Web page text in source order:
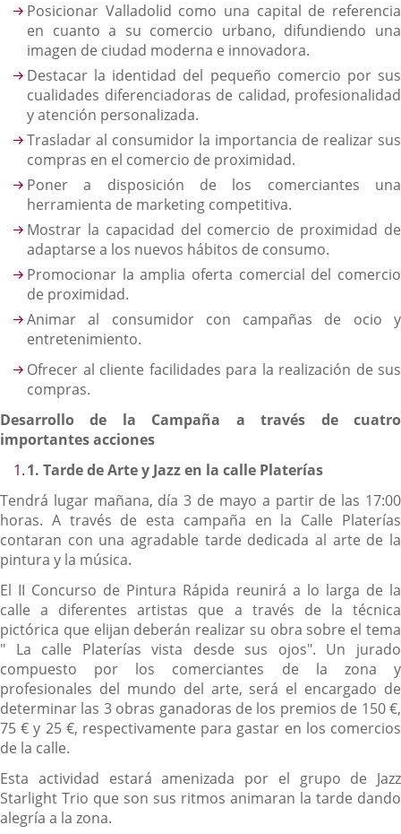
Posicionar Valladolid como una capital de referencia
en cuanto a su comercio urbano, difundiendo una
imagen de ciudad moderna e innovadora.
Destacar la identidad del pequeño comercio por sus
cualidades diferenciadoras de calidad, profesionalidad
y atención personalizada.
Trasladar al consumidor la importancia de realizar sus
compras en el comercio de proximidad.
Poner a disposición de los comerciantes una
herramienta de marketing competitiva.
Mostrar la capacidad del comercio de proximidad de
adaptarse a los nuevos hábitos de consumo.
Promocionar la amplia oferta comercial del comercio
de proximidad.
Animar al consumidor con campañas de ocio y
entretenimiento.
Ofrecer al cliente facilidades para la realización de sus
compras.
Desarrollo de la Campaña a través de cuatro
importantes acciones
1. Tarde de Arte y Jazz en la calle Platerías
Tendrá lugar mañana, día 3 de mayo a partir de las 17:00
horas. A través de esta campaña en la Calle Platerías
contaran con una agradable tarde dedicada al arte de la
pintura y la música.
El II Concurso de Pintura Rápida reunirá a lo larga de la
calle a diferentes artistas que a través de la técnica
pictórica que elijan deberán realizar su obra sobre el tema
" La calle Platerías vista desde sus ojos". Un jurado
compuesto por los comerciantes de la zona y
profesionales del mundo del arte, será el encargado de
determinar las 3 obras ganadoras de los premios de 150 €,
75 € y 25 €, respectivamente para gastar en los comercios
de la calle.
Esta actividad estará amenizada por el grupo de Jazz
Starlight Trio que son sus ritmos animaran la tarde dando
alegría a la zona.